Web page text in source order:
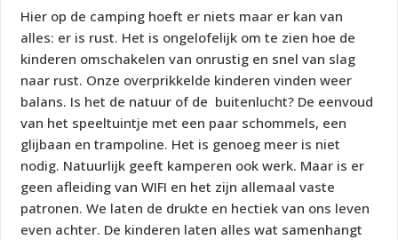
Hier op de camping hoeft er niets maar er kan van
alles: er is rust. Het is ongelofelijk om te zien hoe de
kinderen omschakelen van onrustig en snel van slag
naar rust. Onze overprikkelde kinderen vinden weer
balans. Is het de natuur of de buitenlucht? De eenvoud
van het speeltuintje met een paar schommels, een
glijbaan en trampoline. Het is genoeg meer is niet
nodig. Natuurlijk geeft kamperen ook werk. Maar is er
geen afleiding van WIFI en het zijn allemaal vaste
patronen. We laten de drukte en hectiek van ons leven
even achter. De kinderen laten alles wat samenhangt